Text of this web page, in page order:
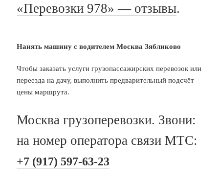
«Перевозки 978» — отзывы.
Нанять машину с водителем Москва Зябликово
Чтобы заказать услуги грузопассажирских перевозок или
переезда на дачу, выполнить предварительный подсчёт
цены маршрута.
Москва грузоперевозки. Звони:
на номер оператора связи МТС:
+7 (917) 597-63-23